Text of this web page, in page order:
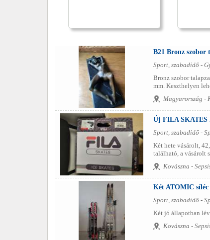
B21 Bronz
Sport, szabadidő -
Bronz szobor
mm. Keszthelyen
Magyarország -
Új FILA SKATES
Sport, szabadidő -
Két hete vásárolt,
található, a vásárolt
Kovászna -
Két ATOMIC síléc
Sport, szabadidő -
Két jó állapotban
Kovászna -